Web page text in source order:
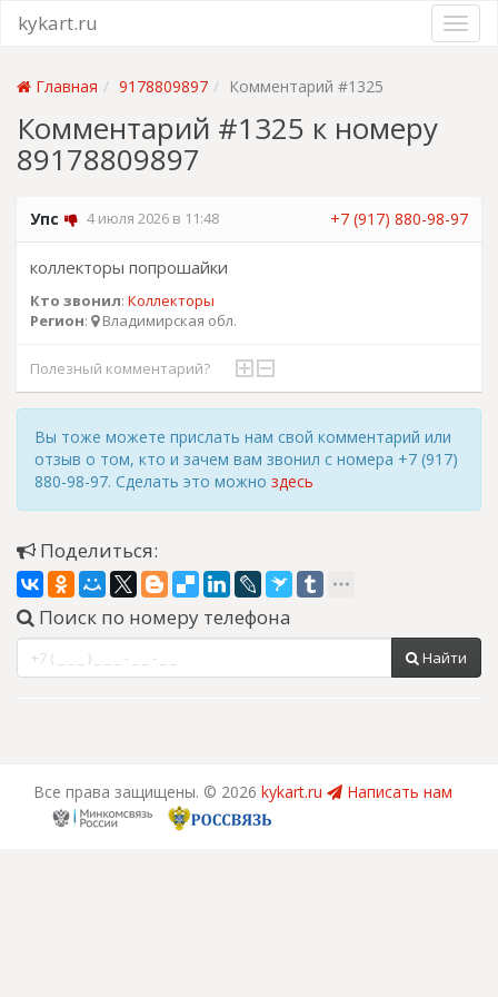
kykart.ru
Главная 9178809897 Комментарий #1325
Комментарий #1325 к номеру
89178809897
Упс 4 июля 2026 в 11:48 +7 (917) 880-98-97
коллекторы попрошайки
Кто звонил: Коллекторы
Регион: Владимирская обл.
Полезный комментарий?
Вы тоже можете прислать нам свой комментарий или
отзыв о том, кто и зачем вам звонил с номера +7 (917)
880-98-97. Сделать это можно здесь
Поделиться:
Поиск по номеру телефона
Найти
Все права защищены. © 2026 kykart.ru Написать нам